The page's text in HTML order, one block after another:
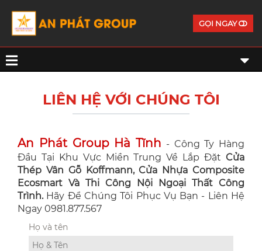
GỌI NGAY
LIÊN HỆ VỚI CHÚNG TÔI
An Phát Group Hà Tĩnh - Công Ty Hàng
Đầu Tại Khu Vực Miền Trung Về Lắp Đặt Cửa
Thép Vân Gỗ Koffmann, Cửa Nhựa Composite
Ecosmart Và Thi Công Nội Ngoại Thất Công
Trình. Hãy Để Chúng Tôi Phục Vụ Bạn - Liên Hệ
Ngay 0981.877.567
Họ và tên